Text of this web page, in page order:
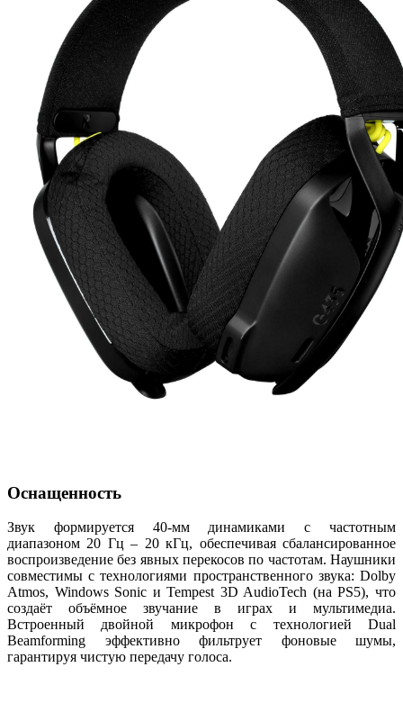
Оснащенность
Звук формируется 40‑мм динамиками с частотным
диапазоном 20 Гц – 20 кГц, обеспечивая сбалансированное
воспроизведение без явных перекосов по частотам. Наушники
совместимы с технологиями пространственного звука: Dolby
Atmos, Windows Sonic и Tempest 3D AudioTech (на PS5), что
создаёт объёмное звучание в играх и мультимедиа.
Встроенный двойной микрофон с технологией Dual
Beamforming эффективно фильтрует фоновые шумы,
гарантируя чистую передачу голоса.